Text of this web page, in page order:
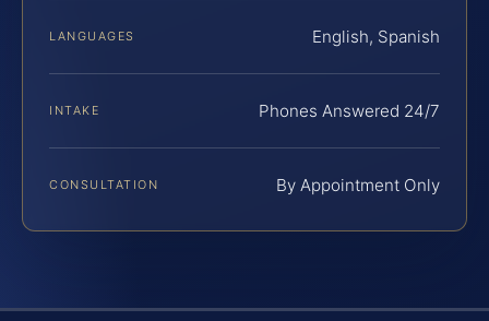
LANGUAGES English, Spanish
INTAKE Phones Answered 24/7
CONSULTATION By Appointment Only